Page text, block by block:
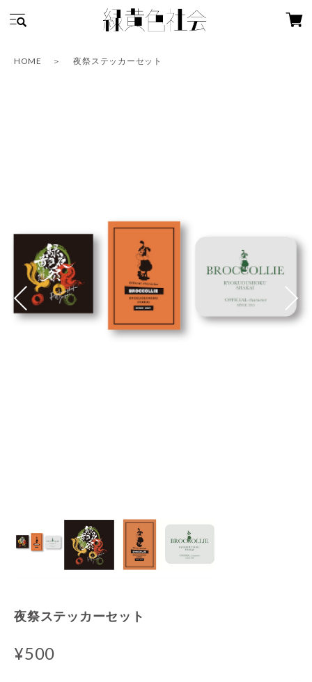
HOME 夜祭ステッカーセット
夜祭ステッカーセット
¥500